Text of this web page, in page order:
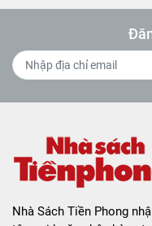
Nhà Sách Tiền Phong